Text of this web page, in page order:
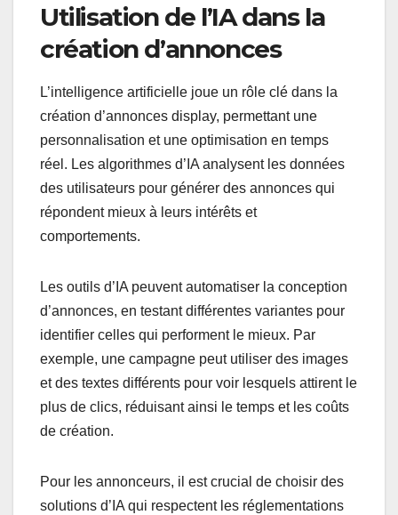
Utilisation de l’IA dans la
création d’annonces
L’intelligence artificielle joue un rôle clé dans la
création d’annonces display, permettant une
personnalisation et une optimisation en temps
réel. Les algorithmes d’IA analysent les données
des utilisateurs pour générer des annonces qui
répondent mieux à leurs intérêts et
comportements.
Les outils d’IA peuvent automatiser la conception
d’annonces, en testant différentes variantes pour
identifier celles qui performent le mieux. Par
exemple, une campagne peut utiliser des images
et des textes différents pour voir lesquels attirent le
plus de clics, réduisant ainsi le temps et les coûts
de création.
Pour les annonceurs, il est crucial de choisir des
solutions d’IA qui respectent les réglementations